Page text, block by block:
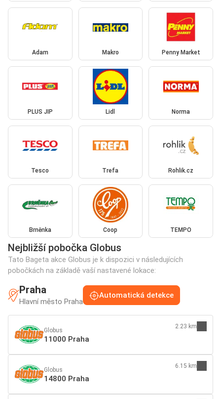
Adam Makro Penny Market
PLUS JIP Lidl Norma
Tesco Trefa Rohlik.cz
Brněnka Coop TEMPO
Nejbližší pobočka Globus
Tato Bageta akce Globus je k dispozici v následujících
pobočkách na základě vaší nastavené lokace:
Praha
Hlavní město Praha
Automatická detekce
Globus
11000 Praha
2.23 km
Globus
14800 Praha
6.15 km